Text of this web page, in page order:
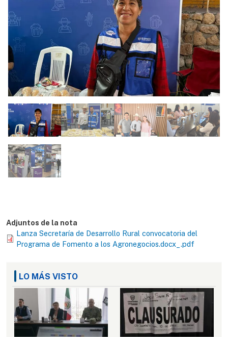
Adjuntos de la nota
Lanza Secretaría de Desarrollo Rural convocatoria del
Programa de Fomento a los Agronegocios.docx_.pdf
LO MÁS VISTO